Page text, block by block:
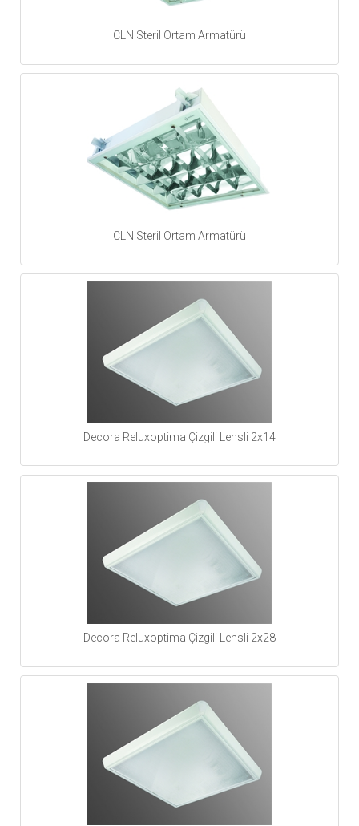
CLN Steril Ortam Armatürü
CLN Steril Ortam Armatürü
Decora Reluxoptima Çizgili Lensli 2x14
Decora Reluxoptima Çizgili Lensli 2x28